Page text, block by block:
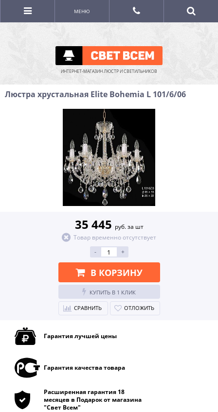
ИНТЕРНЕТ-МАГАЗИН ЛЮСТР И СВЕТИЛЬНИКОВ
МЕНЮ
Люстра хрустальная Elite Bohemia L 101/6/06
35 445 руб. за шт
Товар временно отсутствует
-
+
В КОРЗИНУ
КУПИТЬ В 1 КЛИК
СРАВНИТЬ ОТЛОЖИТЬ
Гарантия лучшей цены
Гарантия качества товара
Расширенная гарантия 18
месяцев в Подарок от магазина
"Свет Всем"